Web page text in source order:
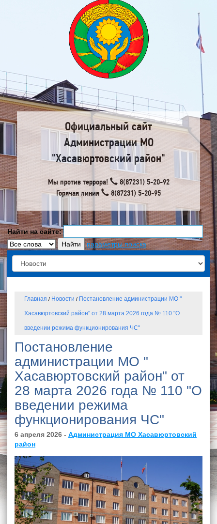
Официальный сайт
Администрации МО
"Хасавюртовский район"
Мы против террора!
8(87231) 5-20-92
Горячая линия
8(87231) 5-20-95
Найти на сайте:
параметры поиска
Главная / Новости / Постановление администрации МО "
Хасавюртовский район" от 28 марта 2026 года № 110 "О
введении режима функционирования ЧС"
Постановление
администрации МО "
Хасавюртовский район" от
28 марта 2026 года № 110 "О
введении режима
функционирования ЧС"
6 апреля 2026 - Администрация МО Хасавюртовский
район